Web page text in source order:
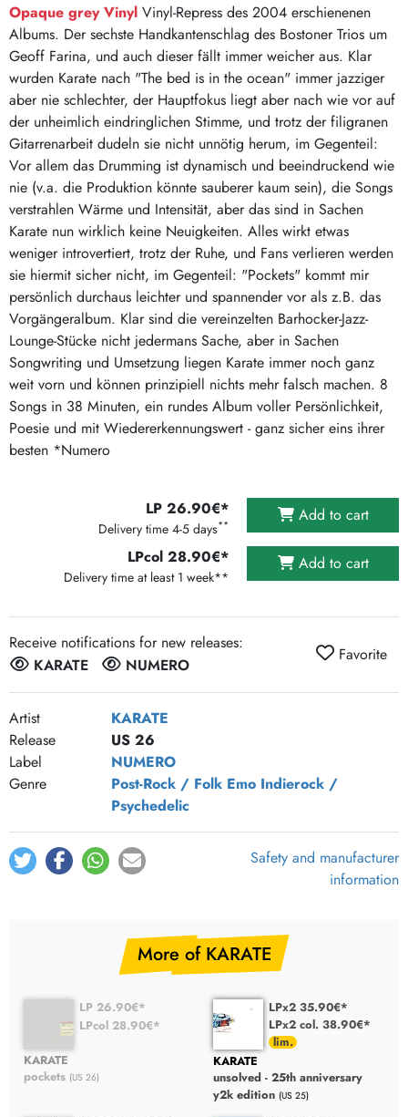
Opaque grey Vinyl Vinyl-Repress des 2004 erschienenen
Albums. Der sechste Handkantenschlag des Bostoner Trios um
Geoff Farina, und auch dieser fällt immer weicher aus. Klar
wurden Karate nach "The bed is in the ocean" immer jazziger
aber nie schlechter, der Hauptfokus liegt aber nach wie vor auf
der unheimlich eindringlichen Stimme, und trotz der filigranen
Gitarrenarbeit dudeln sie nicht unnötig herum, im Gegenteil:
Vor allem das Drumming ist dynamisch und beeindruckend wie
nie (v.a. die Produktion könnte sauberer kaum sein), die Songs
verstrahlen Wärme und Intensität, aber das sind in Sachen
Karate nun wirklich keine Neuigkeiten. Alles wirkt etwas
weniger introvertiert, trotz der Ruhe, und Fans verlieren werden
sie hiermit sicher nicht, im Gegenteil: "Pockets" kommt mir
persönlich durchaus leichter und spannender vor als z.B. das
Vorgängeralbum. Klar sind die vereinzelten Barhocker-Jazz-
Lounge-Stücke nicht jedermans Sache, aber in Sachen
Songwriting und Umsetzung liegen Karate immer noch ganz
weit vorn und können prinzipiell nichts mehr falsch machen. 8
Songs in 38 Minuten, ein rundes Album voller Persönlichkeit,
Poesie und mit Wiedererkennungswert - ganz sicher eins ihrer
besten *Numero
LP 26.90€*
Delivery time 4-5 days**
Add to cart
LPcol 28.90€*
Delivery time at least 1 week**
Add to cart
Receive notifications for new releases:
KARATE
NUMERO
Favorite
Artist
KARATE
Release
US 26
Label
NUMERO
Genre
Post-Rock / Folk Emo Indierock /
Psychedelic
Safety and manufacturer
information
More of KARATE
LP 26.90€*
LPcol 28.90€*
KARATE
pockets (US 26)
LPx2 35.90€*
LPx2 col. 38.90€*
KARATE
unsolved - 25th anniversary
y2k edition (US 25)